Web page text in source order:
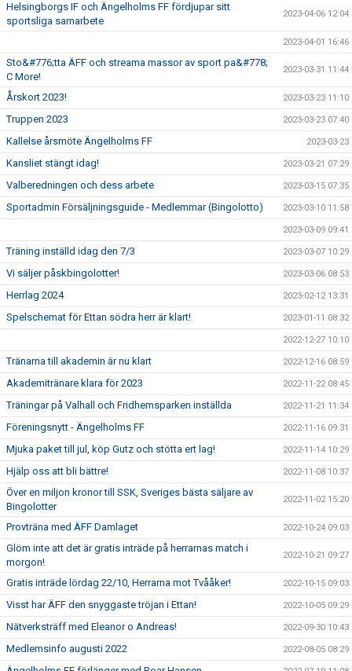
Helsingborgs IF och Ängelholms FF fördjupar sitt
sportsliga samarbete
2023-04-06 12:04
2023-04-01 16:46
Sto&#776;tta ÄFF och streama massor av sport pa&#778;
C More!
2023-03-31 11:44
Årskort 2023! 2023-03-23 11:10
Truppen 2023 2023-03-23 07:40
Kallelse årsmöte Ängelholms FF 2023-03-23
Kansliet stängt idag! 2023-03-21 07:29
Valberedningen och dess arbete 2023-03-15 07:35
Sportadmin Försäljningsguide - Medlemmar (Bingolotto) 2023-03-10 11:58
2023-03-09 09:41
Träning inställd idag den 7/3 2023-03-07 10:29
Vi säljer påskbingolotter! 2023-03-06 08:53
Herrlag 2024 2023-02-12 13:31
Spelschemat för Ettan södra herr är klart! 2023-01-11 08:32
2022-12-27 10:10
Tränarna till akademin är nu klart 2022-12-16 08:59
Akademitränare klara för 2023 2022-11-22 08:45
Träningar på Valhall och Fridhemsparken inställda 2022-11-21 11:34
Föreningsnytt - Ängelholms FF 2022-11-16 09:31
Mjuka paket till jul, köp Gutz och stötta ert lag! 2022-11-14 10:29
Hjälp oss att bli bättre! 2022-11-08 10:37
Över en miljon kronor till SSK, Sveriges bästa säljare av
Bingolotter
2022-11-02 15:20
Provträna med ÄFF Damlaget 2022-10-24 09:03
Glöm inte att det är gratis inträde på herrarnas match i
morgon!
2022-10-21 09:27
Gratis inträde lördag 22/10, Herrarna mot Tvååker! 2022-10-15 09:03
Visst har ÄFF den snyggaste tröjan i Ettan! 2022-10-05 09:29
Nätverksträff med Eleanor o Andreas! 2022-09-30 10:43
Medlemsinfo augusti 2022 2022-08-05 08:29